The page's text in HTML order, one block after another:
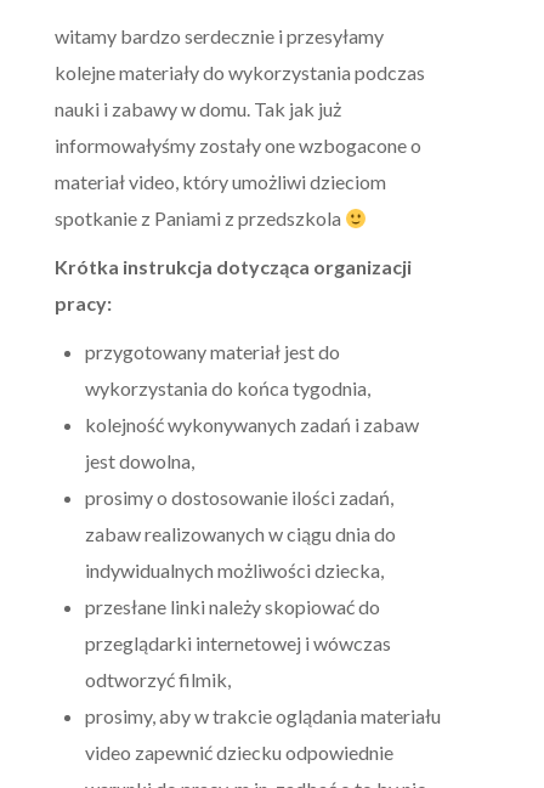
witamy bardzo serdecznie i przesyłamy
kolejne materiały do wykorzystania podczas
nauki i zabawy w domu. Tak jak już
informowałyśmy zostały one wzbogacone o
materiał video, który umożliwi dzieciom
spotkanie z Paniami z przedszkola
Krótka instrukcja dotycząca organizacji
pracy:
przygotowany materiał jest do
wykorzystania do końca tygodnia,
kolejność wykonywanych zadań i zabaw
jest dowolna,
prosimy o dostosowanie ilości zadań,
zabaw realizowanych w ciągu dnia do
indywidualnych możliwości dziecka,
przesłane linki należy skopiować do
przeglądarki internetowej i wówczas
odtworzyć filmik,
prosimy, aby w trakcie oglądania materiału
video zapewnić dziecku odpowiednie